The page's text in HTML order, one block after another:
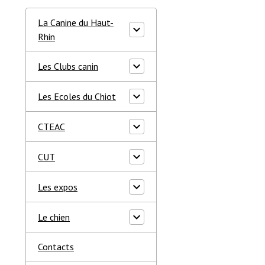
La Canine du Haut-
Rhin
Les Clubs canin
Les Ecoles du Chiot
CTEAC
CUT
Les expos
Le chien
Contacts